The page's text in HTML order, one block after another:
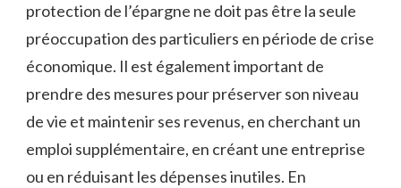
protection de l’épargne ne doit pas être la seule
préoccupation des particuliers en période de crise
économique. Il est également important de
prendre des mesures pour préserver son niveau
de vie et maintenir ses revenus, en cherchant un
emploi supplémentaire, en créant une entreprise
ou en réduisant les dépenses inutiles. En